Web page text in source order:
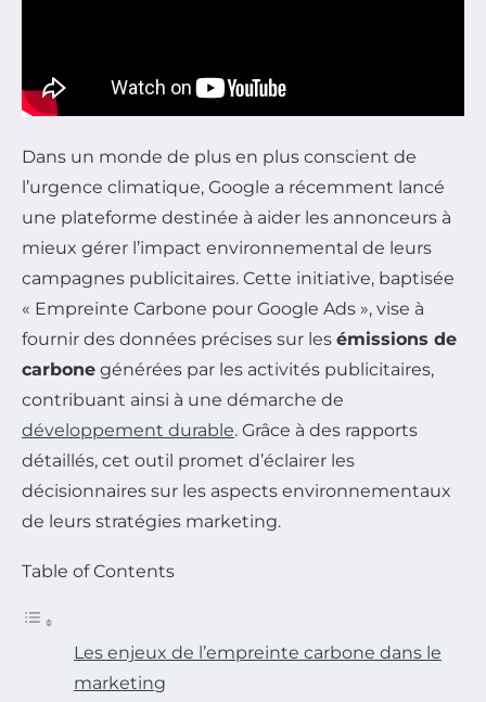
Dans un monde de plus en plus conscient de
l’urgence climatique, Google a récemment lancé
une plateforme destinée à aider les annonceurs à
mieux gérer l’impact environnemental de leurs
campagnes publicitaires. Cette initiative, baptisée
« Empreinte Carbone pour Google Ads », vise à
fournir des données précises sur les émissions de
carbone générées par les activités publicitaires,
contribuant ainsi à une démarche de
développement durable. Grâce à des rapports
détaillés, cet outil promet d’éclairer les
décisionnaires sur les aspects environnementaux
de leurs stratégies marketing.
Table of Contents
Les enjeux de l’empreinte carbone dans le
marketing